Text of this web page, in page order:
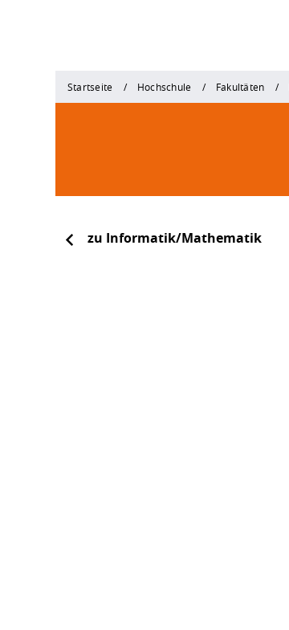
Startseite Hochschule Fakultäten
zu Informatik/Mathematik